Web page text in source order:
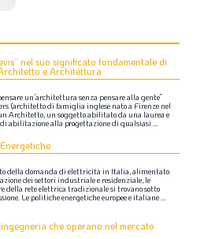
nel suo significato fondamentale di
e Architettura
un’architettura senza pensarealla gente”
(architettodi famiglia inglese natoa Firenze nel
Architetto, un soggettoabilitatoda una laurea e
di abilitazionealla progettazionedi qualsiasi ...
della domanda di elettricità in Italia,alimentato
dei settori industrialee residenziale, le
della reteelettrica tradizionalesi trovanosotto
Le politicheenergeticheeuropeeeitaliane...
che operano nel mercato